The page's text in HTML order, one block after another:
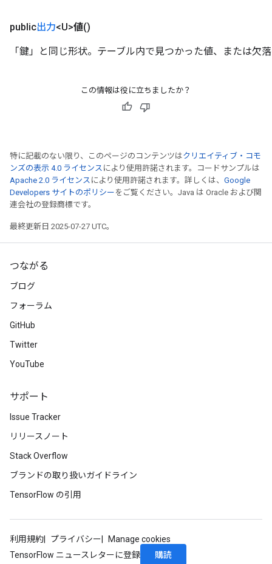
public出力<U>値()
「鍵」と同じ形状。テーブル内で見つかった値、または欠
この情報は役に立ちましたか？
特に記載のない限り、このページのコンテンツはクリエイティブ・コモ
ンズの表示 4.0 ライセンス により使用許諾されます。コードサンプルは
Apache 2.0 ライセンス により使用許諾されます。詳しくは、 Google
Developers サイトのポリシー をご覧ください。Java は Oracle および関
連会社の登録商標です。
最終更新日 2025-07-27 UTC。
つながる
ブログ
フォーラム
GitHub
Twitter
YouTube
サポート
Issue Tracker
リリースノート
Stack Overflow
ブランドの取り扱いガイドライン
TensorFlow の引用
利用規約 プライバシー
Manage cookies
TensorFlow ニュースレターに登録
購読